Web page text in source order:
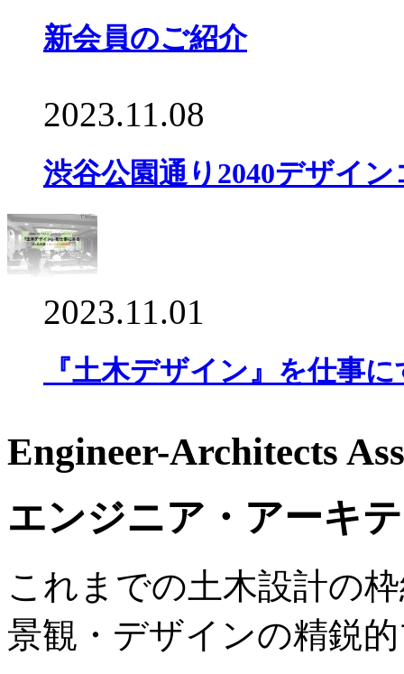
新会員のご紹介
2023.11.08
渋谷公園通り2040デザイ
2023.11.01
『土木デザイン』を仕事
Engineer-Architects
エンジニア・アーキ
これまでの土木設計の
景観・デザインの精鋭